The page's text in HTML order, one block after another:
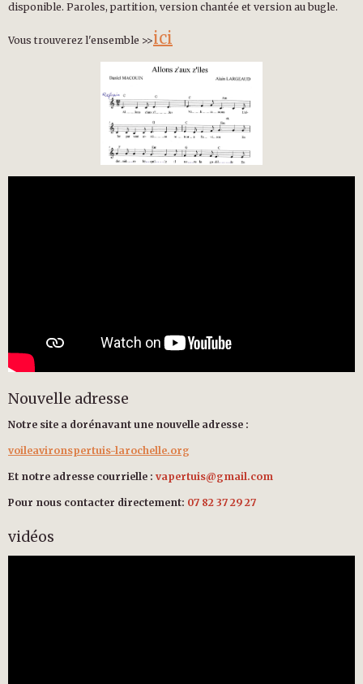
disponible. Paroles, partition, version chantée et version au bugle.
Vous trouverez l'ensemble >>ici
Nouvelle adresse
Notre site a dorénavant une nouvelle adresse :
voileavironspertuis-larochelle.org
Et notre adresse courrielle : vapertuis@gmail.com
Pour nous contacter directement: 07 82 37 29 27
vidéos